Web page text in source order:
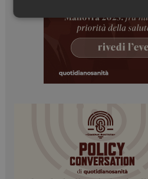
Necessari
I cookie necessari
sito web abilitandone
navigazione sulle pagine e
protette del sito. Il sito web
funzionare correttamente